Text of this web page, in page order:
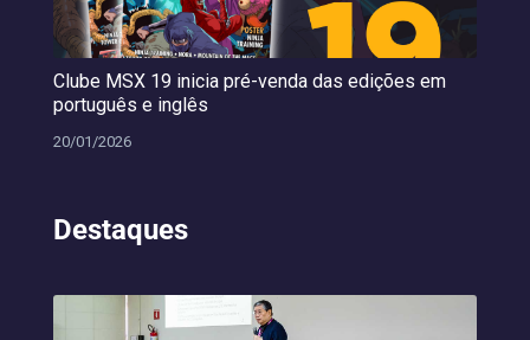
Clube MSX 19 inicia pré-venda das edições em
português e inglês
20/01/2026
Destaques